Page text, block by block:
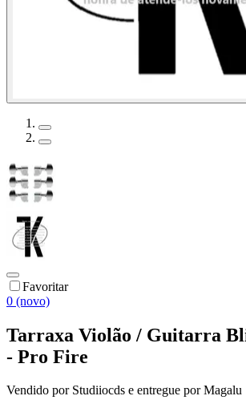
Favoritar
0 (novo)
Tarraxa Violão / Guitarra
- Pro Fire
Vendido por Studiiocds e entregue por Magalu